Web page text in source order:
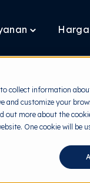
collect information
customize your
more about the
One cookie will be
Toggle
Layanan
Harga